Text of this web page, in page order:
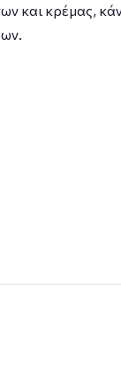
και κρέμας,